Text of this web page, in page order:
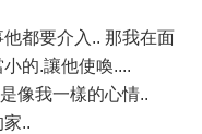
都要介入.. 那我在面
的.讓他使喚....
像我一樣的心情..
..